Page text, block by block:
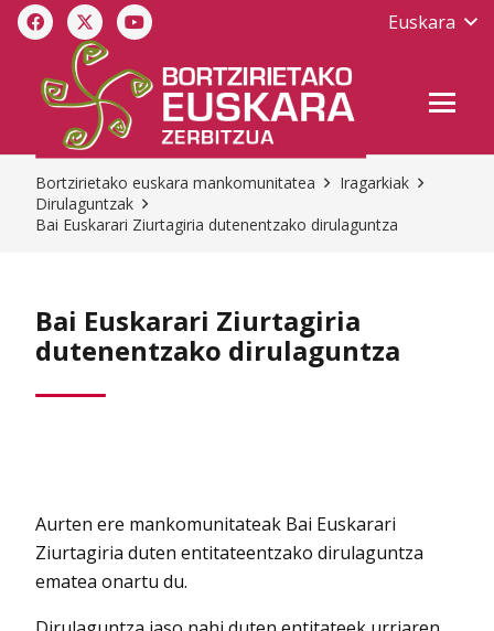
Euskara
Bortzirietako euskara mankomunitatea
Iragarkiak
Dirulaguntzak
Bai Euskarari Ziurtagiria dutenentzako dirulaguntza
Bai Euskarari Ziurtagiria
dutenentzako dirulaguntza
Aurten ere mankomunitateak Bai Euskarari
Ziurtagiria duten entitateentzako dirulaguntza
ematea onartu du.